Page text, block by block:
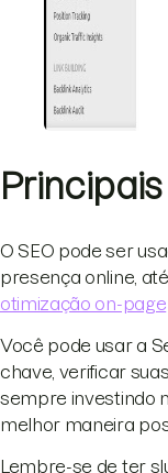
O SEO pode ser
presença online,
otimização on-page
Você pode usar a
chave, verificar
sempre investindo
melhor maneira
Lembre-se de ter